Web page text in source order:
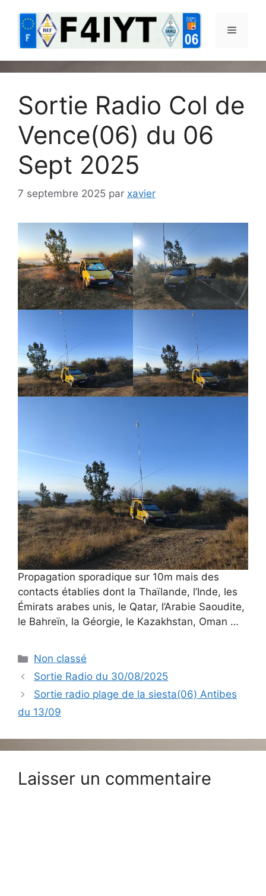
contenu
Menu
Sortie Radio Col de
Vence(06) du 06
Sept 2025
7 septembre 2025 par xavier
Propagation sporadique sur 10m mais des
contacts établies dont la Thaïlande, l’Inde, les
Émirats arabes unis, le Qatar, l’Arabie Saoudite,
le Bahreïn, la Géorgie, le Kazakhstan, Oman …
Catégories
Non classé
Sortie Radio du 30/08/2025
Sortie radio plage de la siesta(06) Antibes
du 13/09
Laisser un commentaire